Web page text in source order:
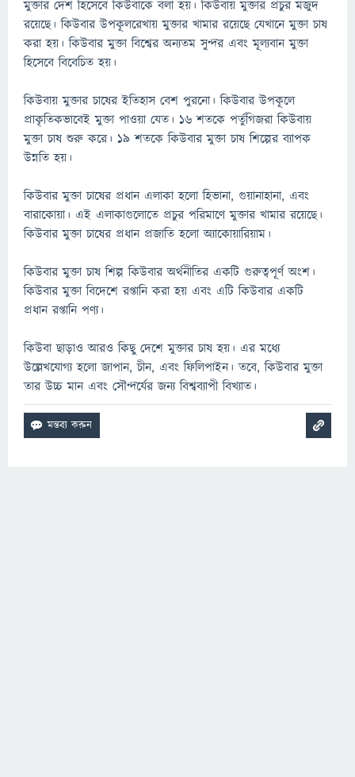
মুক্তার দেশ হিসেবে কিউবাকে বলা হয়। কিউবায় মুক্তার প্রচুর মজুদ
রয়েছে। কিউবার উপকূলরেখায় মুক্তার খামার রয়েছে যেখানে মুক্তা চাষ
করা হয়। কিউবার মুক্তা বিশ্বের অন্যতম সুন্দর এবং মূল্যবান মুক্তা
হিসেবে বিবেচিত হয়।
কিউবায় মুক্তার চাষের ইতিহাস বেশ পুরনো। কিউবার উপকূলে
প্রাকৃতিকভাবেই মুক্তা পাওয়া যেত। ১৬ শতকে পর্তুগিজরা কিউবায়
মুক্তা চাষ শুরু করে। ১৯ শতকে কিউবার মুক্তা চাষ শিল্পের ব্যাপক
উন্নতি হয়।
কিউবার মুক্তা চাষের প্রধান এলাকা হলো হিভানা, গুয়ানাহানা, এবং
বারাকোয়া। এই এলাকাগুলোতে প্রচুর পরিমাণে মুক্তার খামার রয়েছে।
কিউবার মুক্তা চাষের প্রধান প্রজাতি হলো অ্যাকোয়ারিয়াম।
কিউবার মুক্তা চাষ শিল্প কিউবার অর্থনীতির একটি গুরুত্বপূর্ণ অংশ।
কিউবার মুক্তা বিদেশে রপ্তানি করা হয় এবং এটি কিউবার একটি
প্রধান রপ্তানি পণ্য।
কিউবা ছাড়াও আরও কিছু দেশে মুক্তার চাষ হয়। এর মধ্যে
উল্লেখযোগ্য হলো জাপান, চীন, এবং ফিলিপাইন। তবে, কিউবার মুক্তা
তার উচ্চ মান এবং সৌন্দর্যের জন্য বিশ্বব্যাপী বিখ্যাত।